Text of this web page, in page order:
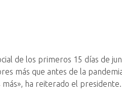
de los primeros 15 días de
más que antes de la
ha reiterado el presidente.